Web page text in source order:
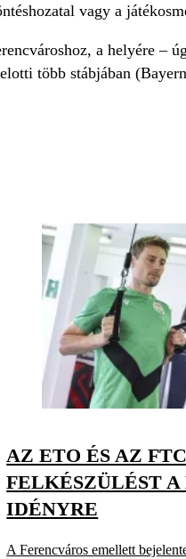
vagy a
a helyére –
több stábjában
AZ ETO ÉS AZ
FELKÉSZÜLÉST
IDÉNYRE
A Ferencváros emellett